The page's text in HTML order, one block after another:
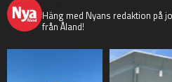
Häng med Nyans redaktion på
från Åland!